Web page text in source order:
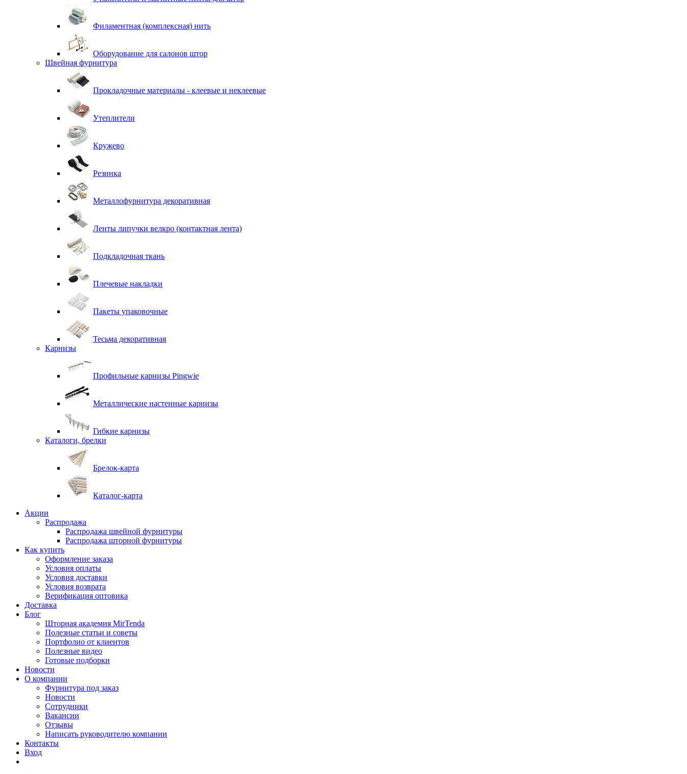
Филаментная (комплексная) нить
Оборудование для салонов штор
Швейная фурнитура
Прокладочные материалы - клеевые и неклеевые
Утеплители
Кружево
Резинка
Металлофурнитура декоративная
Ленты липучки велкро (контактная лента)
Подкладочная ткань
Плечевые накладки
Пакеты упаковочные
Тесьма декоративная
Карнизы
Профильные карнизы Pingwie
Металлические настенные карнизы
Гибкие карнизы
Каталоги, брелки
Брелок-карта
Каталог-карта
Акции
Распродажа
Распродажа швейной фурнитуры
Распродажа шторной фурнитуры
Как купить
Оформление заказа
Условия оплаты
Условия доставки
Условия возврата
Верификация оптовика
Доставка
Блог
Шторная академия MirTenda
Полезные статьи и советы
Портфолио от клиентов
Полезные видео
Готовые подборки
Новости
О компании
Фурнитура под заказ
Новости
Сотрудники
Вакансии
Отзывы
Написать руководителю компании
Контакты
Вход